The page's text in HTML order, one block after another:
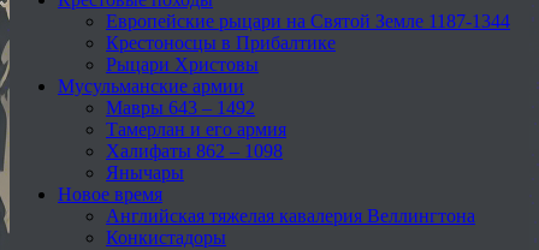
Европейские рыцари на Святой Земле 1187-1344
Крестоносцы в Прибалтике
Рыцари Христовы
Мусульманские армии
Мавры 643 – 1492
Тамерлан и его армия
Халифаты 862 – 1098
Янычары
Новое время
Английская тяжелая кавалерия Веллингтона
Конкистадоры